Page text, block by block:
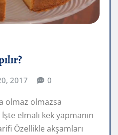
2017 0
olmaz olmazsa
elmalı kek yapmanın
Özellikle akşamları